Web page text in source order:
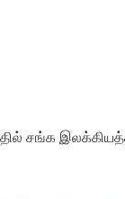
சங்க